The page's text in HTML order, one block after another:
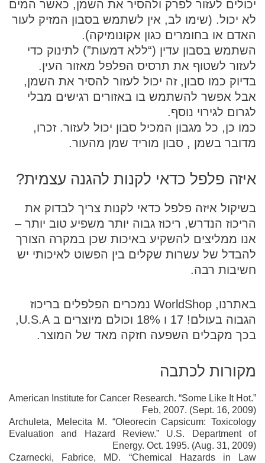
יכולים לעזור לפרק ולהסיר את השמן, כאשר המים
לא יכול. (שימו לב, אין לשתמש בסבון המזיק לעור
האדם או בחומרים כגון אקונומיקה).
השתמש בסבון עדין (“ללא דמעות”) לתינוק כדי
לעזור לשטוף את תרסיס הפלפל מאזור העין.
בדיוק כמו סבון, זה יכול לעזור להסיר את השמן,
אבל אפשר להשתמש בו באזורים רגישים מבלי
לגרום לגירוי נוסף.
כמו כן, כל מגבון המכיל סבון יכול לעזור. זכרו,
מדובר בשמן , סבון מוריד שמן מהעור.
איזה פלפל כדאי לקנות להגנה עצמית?
בשיקול איזה פלפל כדאי לקנות צריך לבדוק את
הריכוז הנדרש, ריכוז גבוה יותר משפיע טוב יותר –
אנו ממליצים להשקיע באיכות שכן במקרה הצורך
להבדל של עשרות שקלים בין הפשוט לאיכותי יש
חשיבות רבה.
באתרנו, WorldShopנמכרים הפלפלים בריכוז
הגבוה בעולם! 17 ו 18% וכולם מיוצרים ב U.S.A,
בכך מקבלים השפעה חזקה מאד של המוצר.
מקורות לכתבה
American Institute for Cancer Research. “Some Like It Hot.”
Feb, 2007. (Sept. 16, 2009)
Archuleta, Melecita M. “Oleorecin Capsicum: Toxicology
Evaluation and Hazard Review.” U.S. Department of
Energy. Oct. 1995. (Aug. 31, 2009)
Czarnecki, Fabrice, MD. “Chemical Hazards in Law